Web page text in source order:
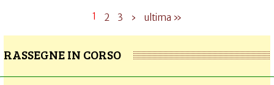
1 2 3 › ultima »
RASSEGNE IN CORSO